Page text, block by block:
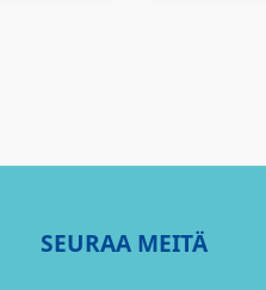
SEURAA MEITÄ